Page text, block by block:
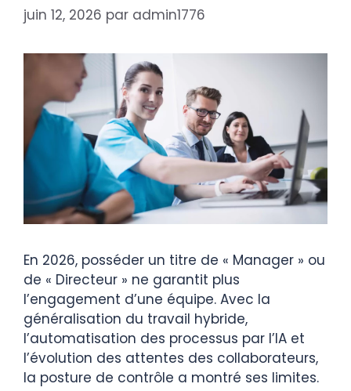
juin 12, 2026 par admin1776
En 2026, posséder un titre de « Manager » ou
de « Directeur » ne garantit plus
l’engagement d’une équipe. Avec la
généralisation du travail hybride,
l’automatisation des processus par l’IA et
l’évolution des attentes des collaborateurs,
la posture de contrôle a montré ses limites.